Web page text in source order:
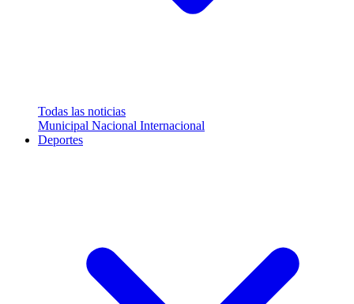
Todas las noticias
Municipal Nacional Internacional
Deportes